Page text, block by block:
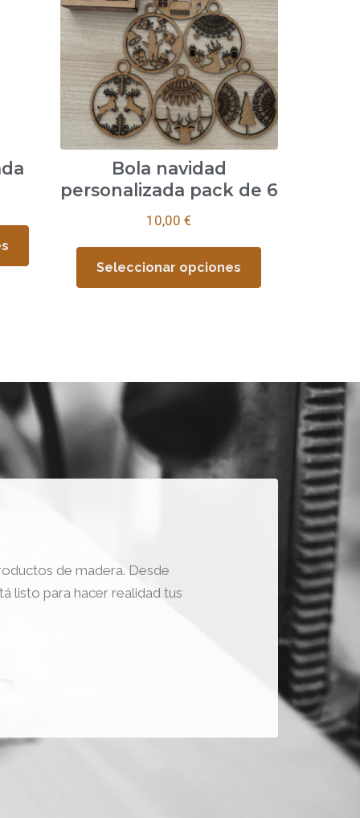
Bola navidad
personalizada pack de 6
10,00€
Seleccionar opciones
de madera. Desde
listo para hacer realidad tus